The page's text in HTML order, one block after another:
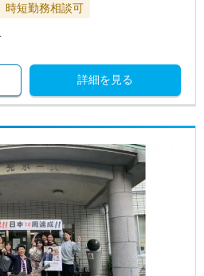
時短勤務相談可
詳細を見る